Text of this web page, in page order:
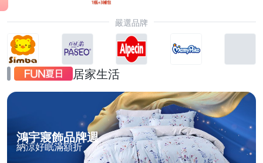
嚴選品牌
居家生活
鴻宇寢飾品牌週
納涼好眠滿額折